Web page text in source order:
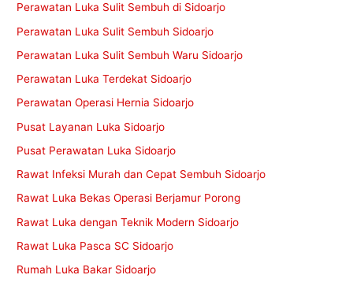
Perawatan Luka Sulit Sembuh di Sidoarjo
Perawatan Luka Sulit Sembuh Sidoarjo
Perawatan Luka Sulit Sembuh Waru Sidoarjo
Perawatan Luka Terdekat Sidoarjo
Perawatan Operasi Hernia Sidoarjo
Pusat Layanan Luka Sidoarjo
Pusat Perawatan Luka Sidoarjo
Rawat Infeksi Murah dan Cepat Sembuh Sidoarjo
Rawat Luka Bekas Operasi Berjamur Porong
Rawat Luka dengan Teknik Modern Sidoarjo
Rawat Luka Pasca SC Sidoarjo
Rumah Luka Bakar Sidoarjo